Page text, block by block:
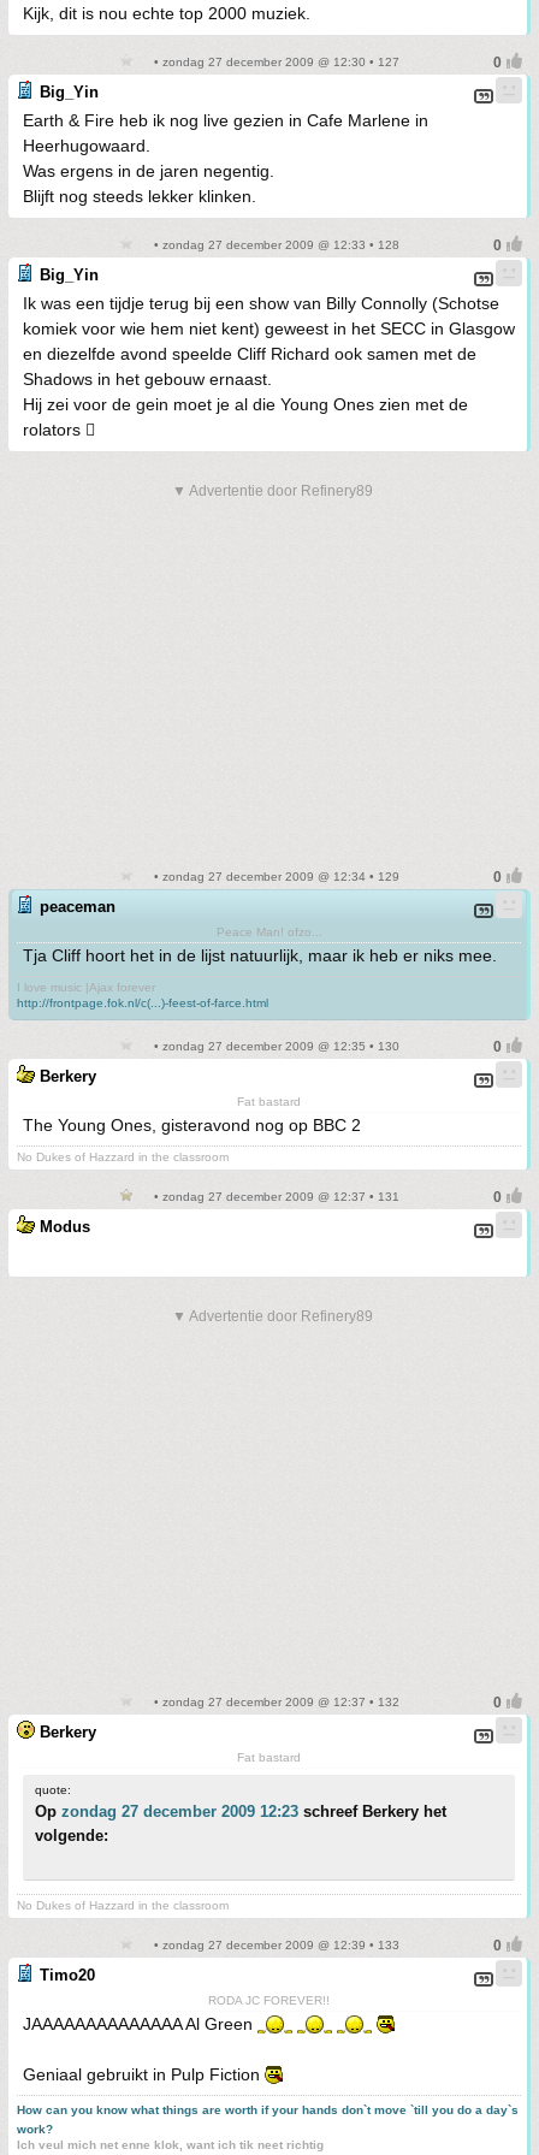
Kijk, dit is nou echte top 2000 muziek.
• zondag 27 december 2009 @ 12:30 • 127
Big_Yin
Earth & Fire heb ik nog live gezien in Cafe Marlene in
Heerhugowaard.
Was ergens in de jaren negentig.
Blijft nog steeds lekker klinken.
• zondag 27 december 2009 @ 12:33 • 128
Big_Yin
Ik was een tijdje terug bij een show van Billy Connolly (Schotse
komiek voor wie hem niet kent) geweest in het SECC in Glasgow
en diezelfde avond speelde Cliff Richard ook samen met de
Shadows in het gebouw ernaast.
Hij zei voor de gein moet je al die Young Ones zien met de
rolators 
▼ Advertentie door Refinery89
• zondag 27 december 2009 @ 12:34 • 129
peaceman
Peace Man! ofzo...
Tja Cliff hoort het in de lijst natuurlijk, maar ik heb er niks mee.
I love music |Ajax forever
http://frontpage.fok.nl/c(...)-feest-of-farce.html
• zondag 27 december 2009 @ 12:35 • 130
Berkery
Fat bastard
The Young Ones, gisteravond nog op BBC 2
No Dukes of Hazzard in the classroom
• zondag 27 december 2009 @ 12:37 • 131
Modus
▼ Advertentie door Refinery89
• zondag 27 december 2009 @ 12:37 • 132
Berkery
Fat bastard
quote:
Op zondag 27 december 2009 12:23 schreef Berkery het
volgende:
No Dukes of Hazzard in the classroom
• zondag 27 december 2009 @ 12:39 • 133
Timo20
RODA JC FOREVER!!
JAAAAAAAAAAAAAA Al Green
Geniaal gebruikt in Pulp Fiction
How can you know what things are worth if your hands don`t move `till you do a day`s
work?
Ich veul mich net enne klok, want ich tik neet richtig